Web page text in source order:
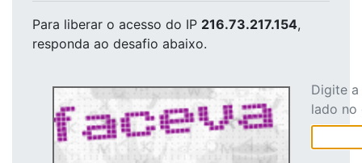
Para liberar o acesso do IP 216.73.217.154,
responda ao desafio abaixo.
Digite
lado no